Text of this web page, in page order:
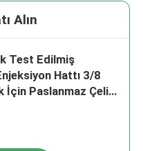
Alın
Test Edilmiş
Hattı 3/8
İçin Paslanmaz Çelik